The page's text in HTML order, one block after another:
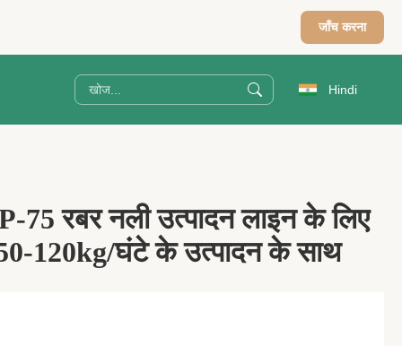
जाँच करना
Hindi
75 रबर नली उत्पादन लाइन के लिए
120kg/घंटे के उत्पादन के साथ